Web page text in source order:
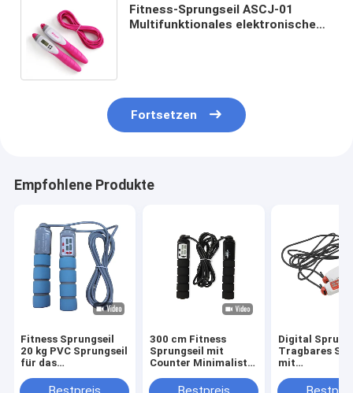
Fitness-Sprungseil ASCJ-01
Multifunktionales elektronisches
Fortsetzen
Empfohlene Produkte
Fitness Sprungseil
20 kg PVC Sprungseil
für das
PP-Griff OK-168
300 cm Fitness
Sprungseil mit
Counter Minimalist
maßgeschneiderte
Digital
Tragbares
mit
und Runden-